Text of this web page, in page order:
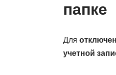
папке
Для
учетной